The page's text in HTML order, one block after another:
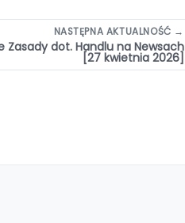
NASTĘPNA AKTUALNOŚĆ →
Zasady dot. Handlu na Newsach
[27 kwietnia 2026]